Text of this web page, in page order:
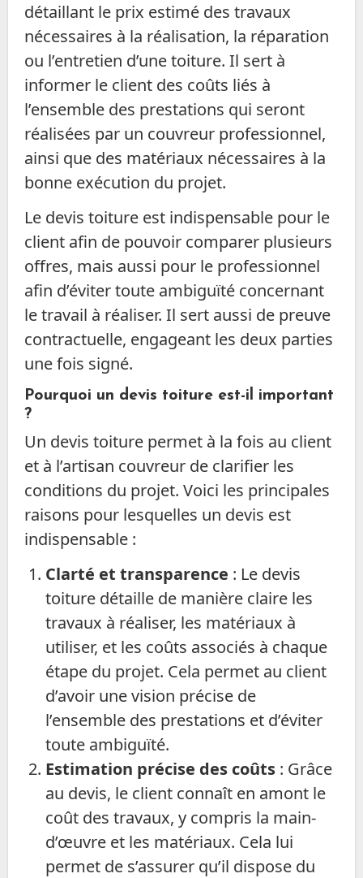
détaillant le prix estimé des travaux
nécessaires à la réalisation, la réparation
ou l’entretien d’une toiture. Il sert à
informer le client des coûts liés à
l’ensemble des prestations qui seront
réalisées par un couvreur professionnel,
ainsi que des matériaux nécessaires à la
bonne exécution du projet.
Le devis toiture est indispensable pour le
client afin de pouvoir comparer plusieurs
offres, mais aussi pour le professionnel
afin d’éviter toute ambiguïté concernant
le travail à réaliser. Il sert aussi de preuve
contractuelle, engageant les deux parties
une fois signé.
Pourquoi un devis toiture est-il important
?
Un devis toiture permet à la fois au client
et à l’artisan couvreur de clarifier les
conditions du projet. Voici les principales
raisons pour lesquelles un devis est
indispensable :
Clarté et transparence : Le devis
toiture détaille de manière claire les
travaux à réaliser, les matériaux à
utiliser, et les coûts associés à chaque
étape du projet. Cela permet au client
d’avoir une vision précise de
l’ensemble des prestations et d’éviter
toute ambiguïté.
Estimation précise des coûts: Grâce
au devis, le client connaît en amont le
coût des travaux, y compris la main-
d’œuvre et les matériaux. Cela lui
permet de s’assurer qu’il dispose du